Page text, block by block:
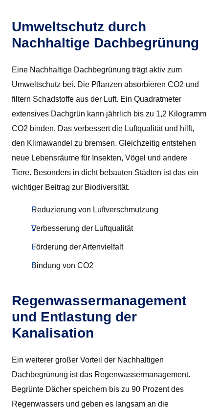
Umweltschutz durch
Nachhaltige Dachbegrünung
Eine Nachhaltige Dachbegrünung trägt aktiv zum
Umweltschutz bei. Die Pflanzen absorbieren CO2 und
filtern Schadstoffe aus der Luft. Ein Quadratmeter
extensives Dachgrün kann jährlich bis zu 1,2 Kilogramm
CO2 binden. Das verbessert die Luftqualität und hilft,
den Klimawandel zu bremsen. Gleichzeitig entstehen
neue Lebensräume für Insekten, Vögel und andere
Tiere. Besonders in dicht bebauten Städten ist das ein
wichtiger Beitrag zur Biodiversität.
Reduzierung von Luftverschmutzung
Verbesserung der Luftqualität
Förderung der Artenvielfalt
Bindung von CO2
Regenwassermanagement
und Entlastung der
Kanalisation
Ein weiterer großer Vorteil der Nachhaltigen
Dachbegrünung ist das Regenwassermanagement.
Begrünte Dächer speichern bis zu 90 Prozent des
Regenwassers und geben es langsam an die